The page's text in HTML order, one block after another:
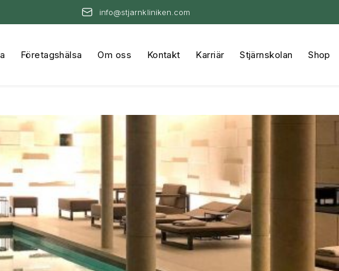
info@stjarnkliniken.com
Företagshälsa Om oss Kontakt Karriär Stjärnskolan Shop